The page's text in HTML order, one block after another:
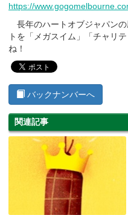
https://
長年のハートオブジャパン
トを「メガスイム」「チャリ
ね！
バックナンバーへ
関連記事